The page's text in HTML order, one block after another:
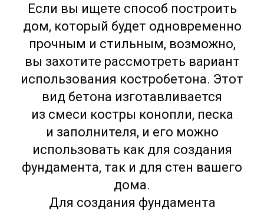
Если вы ищете способ построить
дом, который будет одновременно
прочным и стильным, возможно,
вы захотите рассмотреть вариант
использования костробетона. Этот
вид бетона изготавливается
из смеси костры конопли, песка
и заполнителя, и его можно
использовать как для создания
фундамента, так и для стен вашего
дома.
Для создания фундамента